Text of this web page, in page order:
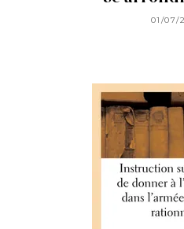
01/07/